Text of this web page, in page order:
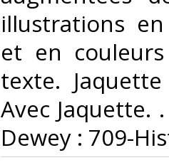
illustrations
et en
texte.
Avec Jaquette.
Dewey : 709-